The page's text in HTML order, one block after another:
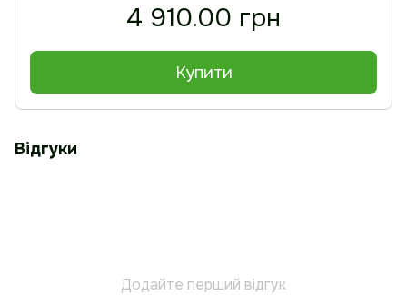
4 910.00 грн
Купити
Відгуки
Додайте перший відгук